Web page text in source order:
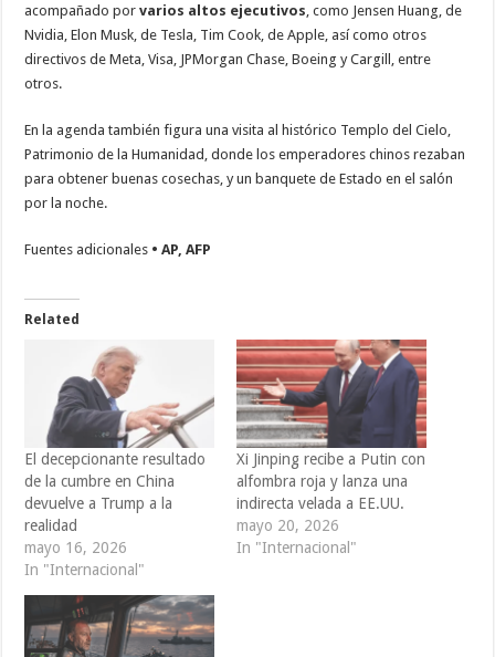
acompañado porvarios altos ejecutivos , como Jensen Huang, de
Nvidia, Elon Musk, de Tesla, Tim Cook, de Apple, así como otros
directivos de Meta, Visa, JPMorgan Chase, Boeing y Cargill, entre
otros.
En la agenda también figura una visita al histórico Templo del Cielo,
Patrimonio de la Humanidad, donde los emperadores chinos rezaban
para obtener buenas cosechas, y un banquete de Estado en el salón
por la noche.
Fuentes adicionales • AP, AFP
Related
El decepcionante resultado
de la cumbre en China
devuelve a Trump a la
realidad
mayo 16, 2026
In "Internacional"
Xi Jinping recibe a Putin con
alfombra roja y lanza una
indirecta velada a EE.UU.
mayo 20, 2026
In "Internacional"